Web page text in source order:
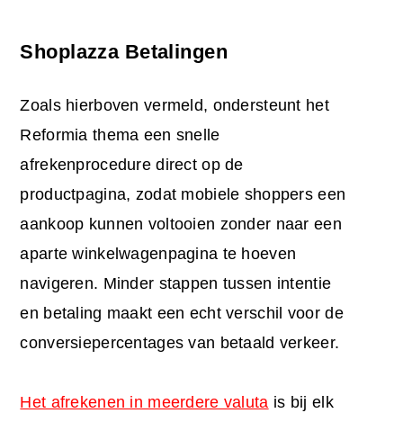
Shoplazza Betalingen
Zoals hierboven vermeld, ondersteunt het
Reformia thema een snelle
afrekenprocedure direct op de
productpagina, zodat mobiele shoppers een
aankoop kunnen voltooien zonder naar een
aparte winkelwagenpagina te hoeven
navigeren. Minder stappen tussen intentie
en betaling maakt een echt verschil voor de
conversiepercentages van betaald verkeer.
Het afrekenen in meerdere valuta is bij elk